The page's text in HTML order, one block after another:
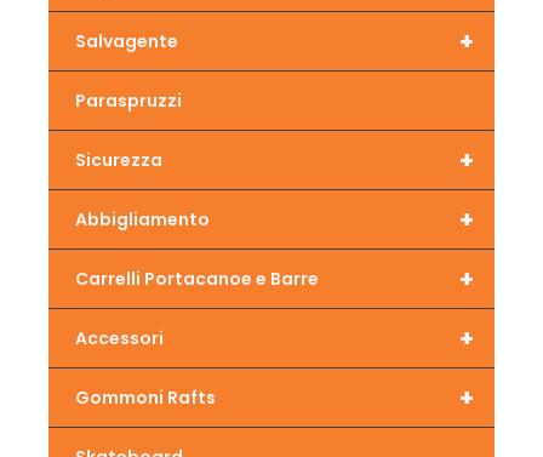
+
Salvagente
Paraspruzzi
+
Sicurezza
+
Abbigliamento
+
Carrelli Portacanoe e Barre
+
Accessori
+
Gommoni Rafts